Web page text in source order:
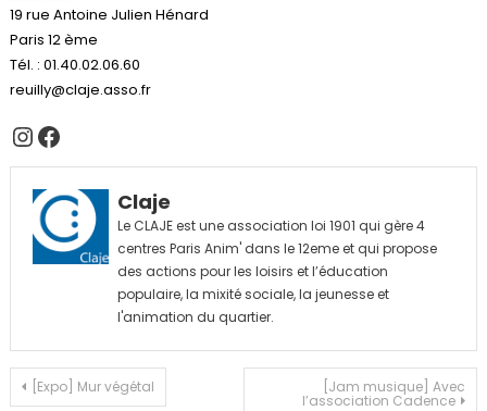
19 rue Antoine Julien Hénard
Paris 12 ème
Tél. : 01.40.02.06.60
reuilly@claje.asso.fr
Instagram
Facebook
Claje
Le CLAJE est une association loi 1901 qui gère 4
centres Paris Anim' dans le 12eme et qui propose
des actions pour les loisirs et l’éducation
populaire, la mixité sociale, la jeunesse et
l'animation du quartier.
Navigation
[Expo] Mur végétal [Jam musique] Avec
l’association Cadence